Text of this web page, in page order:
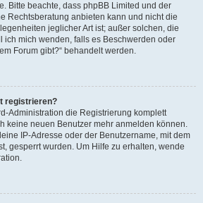
Bitte beachte, dass phpBB Limited und der
Rechtsberatung anbieten kann und nicht die
jeglicher Art ist; außer solchen, die
ich mich wenden, falls es Beschwerden oder
Forum gibt?“ behandelt werden.
registrieren?
Administration die Registrierung komplett
keine neuen Benutzer mehr anmelden können.
IP-Adresse oder der Benutzername, mit dem
gesperrt wurden. Um Hilfe zu erhalten, wende